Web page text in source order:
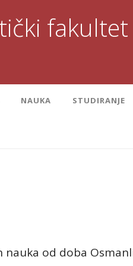
fakultet
NAUKA STUDIRANJE
nauka od doba